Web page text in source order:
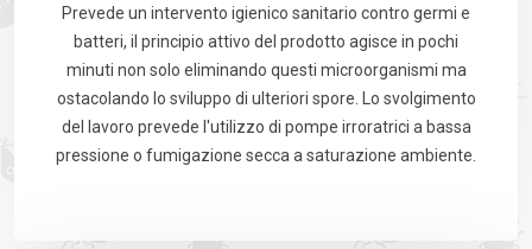
Prevede un intervento igienico sanitario contro germi e
batteri, il principio attivo del prodotto agisce in pochi
minuti non solo eliminando questi microorganismi ma
ostacolando lo sviluppo di ulteriori spore. Lo svolgimento
del lavoro prevede l'utilizzo di pompe irroratrici a bassa
pressione o fumigazione secca a saturazione ambiente.